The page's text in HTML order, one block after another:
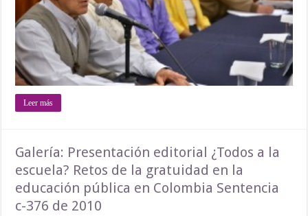
Leer más
Galería: Presentación editorial ¿Todos a la
escuela? Retos de la gratuidad en la
educación pública en Colombia Sentencia
c-376 de 2010